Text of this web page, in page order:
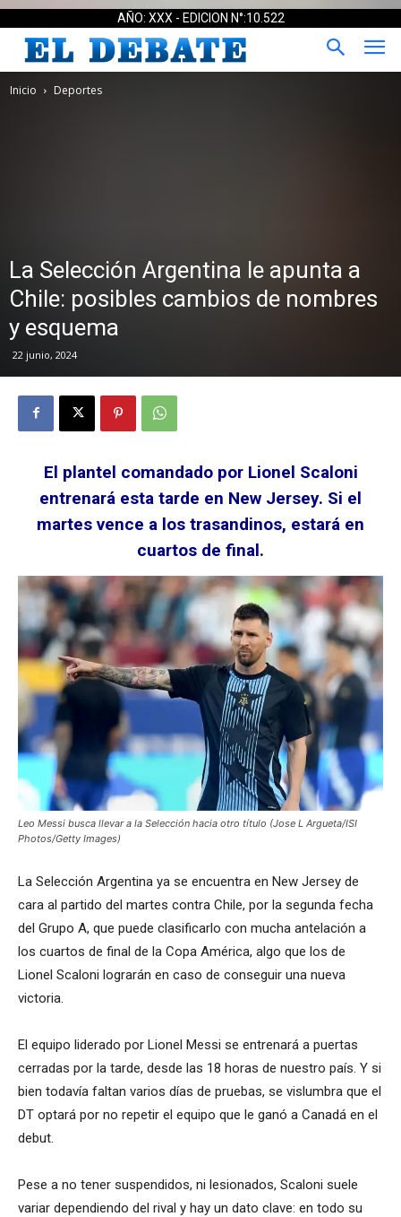
AÑO: XXX - EDICION N°:10.522
Inicio Deportes
La Selección Argentina le apunta a
Chile: posibles cambios de nombres
y esquema
22 junio, 2024
El plantel comandado por Lionel Scaloni
entrenará esta tarde en New Jersey. Si el
martes vence a los trasandinos, estará en
cuartos de final.
Leo Messi busca llevar a la Selección hacia otro título (Jose L Argueta/ISI
Photos/Getty Images)
La Selección Argentina ya se encuentra en New Jersey de
cara al partido del martes contra Chile, por la segunda fecha
del Grupo A, que puede clasificarlo con mucha antelación a
los cuartos de final de la Copa América, algo que los de
Lionel Scaloni lograrán en caso de conseguir una nueva
victoria.
El equipo liderado por Lionel Messi se entrenará a puertas
cerradas por la tarde, desde las 18 horas de nuestro país. Y si
bien todavía faltan varios días de pruebas, se vislumbra que el
DT optará por no repetir el equipo que le ganó a Canadá en el
debut.
Pese a no tener suspendidos, ni lesionados, Scaloni suele
variar dependiendo del rival y hay un dato clave: en todo su